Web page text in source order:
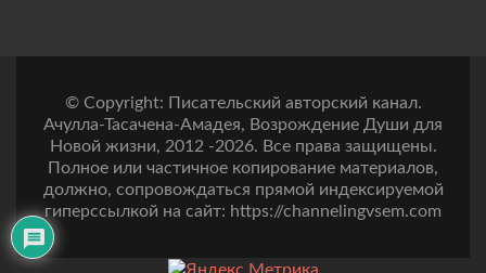
© Copyright: Писательский авторский канал.
Ачулла-Тасачена-Амадея, Возрождение Души для
Новой жизни, 2012 -2026. Все права защищены.
Полное или частичное копирование материалов,
должно, сопровождаться прямой индексируемой
гиперссылкой на сайт: https://channelingvsem.com